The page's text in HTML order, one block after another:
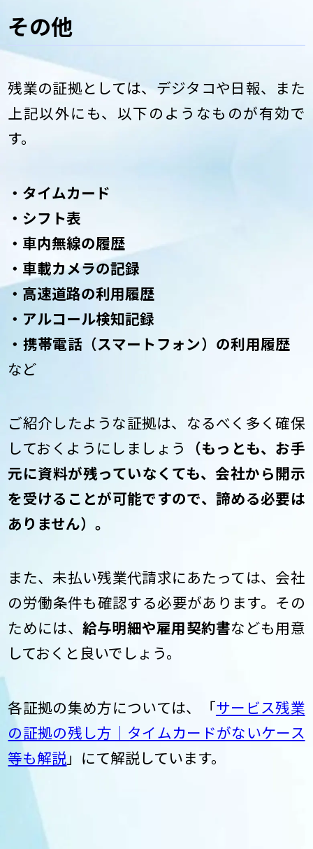
その他
残業の証拠としては、デジタコや日報、また
上記以外にも、以下のようなものが有効で
す。
・タイムカード
・シフト表
・車内無線の履歴
・車載カメラの記録
・高速道路の利用履歴
・アルコール検知記録
・携帯電話（スマートフォン）の利用履歴
など
ご紹介したような証拠は、なるべく多く確保
しておくようにしましょう （もっとも、お手
元に資料が残っていなくても、会社から開示
を受けることが可能ですので、諦める必要は
ありません）。
また、未払い残業代請求にあたっては、会社
の労働条件も確認する必要があります。その
ためには、 給与明細や雇用契約書なども用意
しておくと良いでしょう。
各証拠の集め方については、「サービス残業
の証拠の残し方｜タイムカードがないケース
等も解説」にて解説しています。